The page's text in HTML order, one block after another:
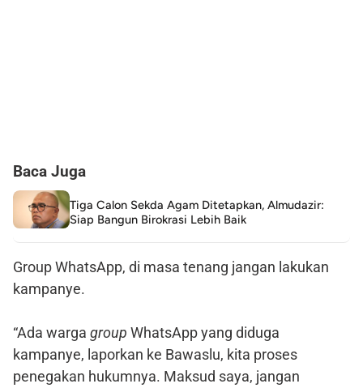
Baca Juga
Tiga Calon Sekda Agam Ditetapkan, Almudazir:
Siap Bangun Birokrasi Lebih Baik
Group WhatsApp, di masa tenang jangan lakukan
kampanye.
“Ada warga group WhatsApp yang diduga
kampanye, laporkan ke Bawaslu, kita proses
penegakan hukumnya. Maksud saya, jangan